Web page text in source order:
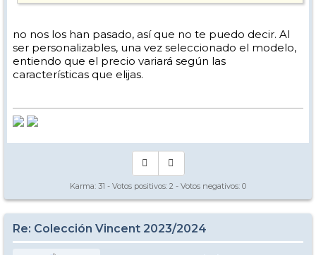
no nos los han pasado, así que no te puedo decir. Al
ser personalizables, una vez seleccionado el modelo,
entiendo que el precio variará según las
características que elijas.
Karma: 31 - Votos positivos: 2 - Votos negativos: 0
Re: Colección Vincent 2023/2024